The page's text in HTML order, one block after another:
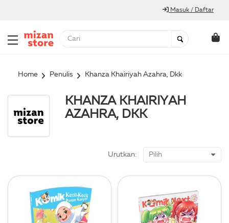
Masuk / Daftar
Home Penulis Khanza Khairiyah Azahra, Dkk
KHANZA KHAIRIYAH
AZAHRA, DKK
Urutkan: